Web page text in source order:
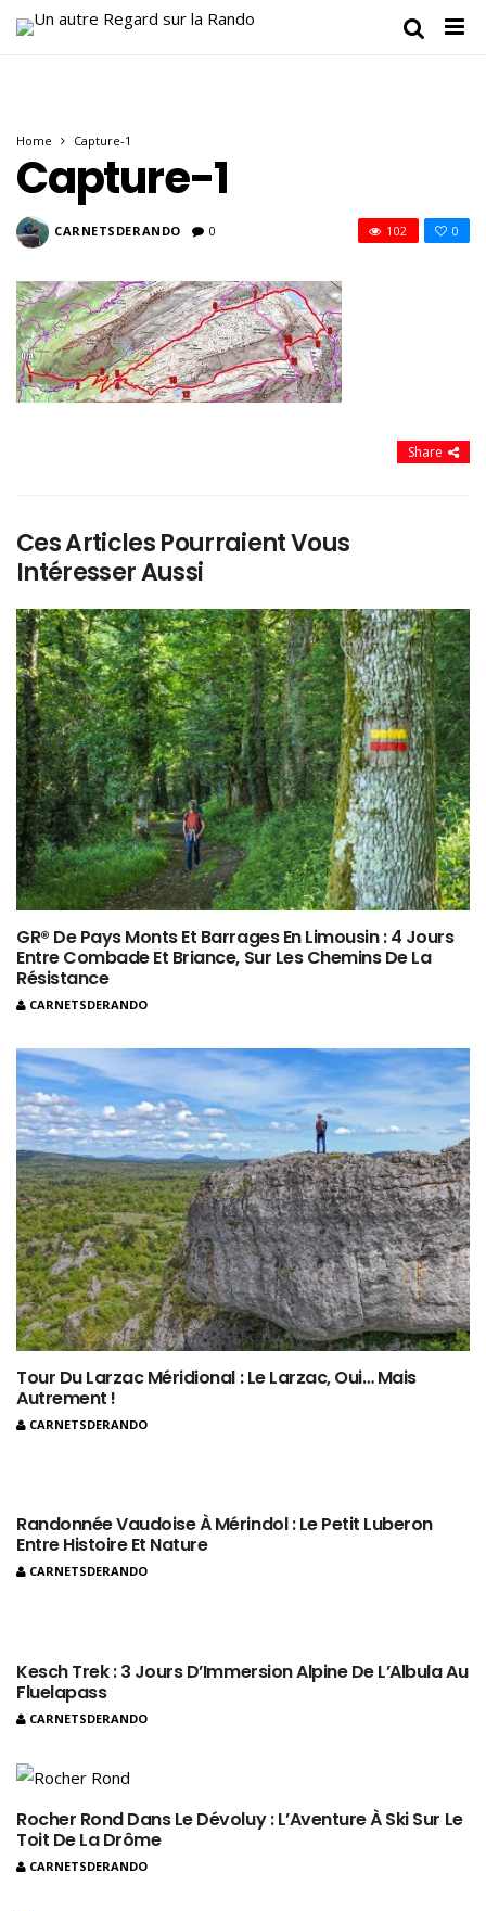
Home Capture-1
Capture-1
CARNETSDERANDO 0 0
102
Share
Ces Articles Pourraient Vous
Intéresser Aussi
GR® De Pays Monts Et Barrages En Limousin : 4 Jours
Entre Combade Et Briance, Sur Les Chemins De La
Résistance
CARNETSDERANDO
Tour Du Larzac Méridional : Le Larzac, Oui… Mais
Autrement !
CARNETSDERANDO
Randonnée Vaudoise À Mérindol : Le Petit Luberon
Entre Histoire Et Nature
CARNETSDERANDO
Kesch Trek : 3 Jours D’Immersion Alpine De L’Albula Au
Fluelapass
CARNETSDERANDO
Rocher Rond Dans Le Dévoluy : L’Aventure À Ski Sur Le
Toit De La Drôme
CARNETSDERANDO